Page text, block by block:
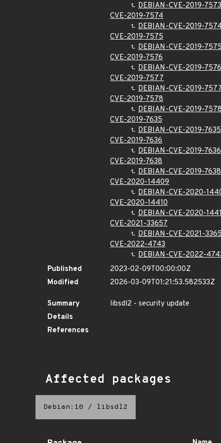
DEBIAN-CVE-2019-7573
CVE-2019-7574
DEBIAN-CVE-2019-
CVE-2019-7575
DEBIAN-CVE-2019-
CVE-2019-7576
DEBIAN-CVE-2019-7576
CVE-2019-7577
DEBIAN-CVE-2019-
CVE-2019-7578
DEBIAN-CVE-2019-
CVE-2019-7635
DEBIAN-CVE-2019-7635
CVE-2019-7636
DEBIAN-CVE-2019-7636
CVE-2019-7638
DEBIAN-CVE-2019-7638
CVE-2020-14409
DEBIAN-CVE-2020-
CVE-2020-14410
DEBIAN-CVE-2020-
CVE-2021-33657
DEBIAN-CVE-2021-
CVE-2022-4743
DEBIAN-CVE-2022-
Published
2023-02-09T00:00:00Z
Modified
2026-03-09T01:21:53.582533Z
Summary
libsdl2 - security update
Details
References
Affected packages
Debian:10 / libsdl2